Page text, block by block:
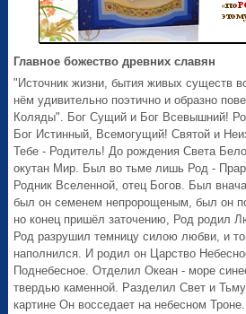
Главное божество древних славян
"Источник жизни, бытия живых существ
нём удивительно поэтично и образно
Коляды". Бог Сущий и Бог Всевышний!
Бог Истинный, Всемогущий! Святой и
Тебе - Родитель! До рождения Света
окутан Мир. Был во тьме лишь Род -
Родник Вселенной, отец Богов. Был
был он семенем непророщеным, был он
но конец пришёл заточению, Род родил
Род разрушил темницу силою любви, и
наполнился. И родил он Царство
Поднебесное. Отделил Океан - море
твердью каменной. Разделил Свет и
картине Он восседает на небесном